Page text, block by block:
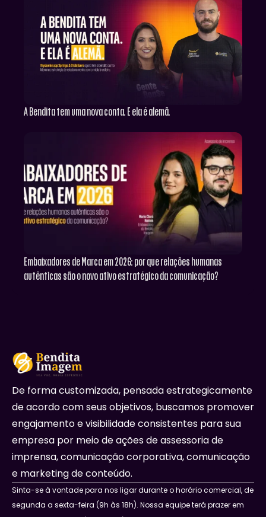
A Bendita tem uma nova conta. E ela é alemã.
Embaixadores de Marca em 2026: por que relações humanas
autênticas são o novo ativo estratégico da comunicação?
De forma customizada, pensada estrategicamente
de acordo com seus objetivos, buscamos promover
engajamento e visibilidade consistentes para sua
empresa por meio de ações de assessoria de
imprensa, comunicação corporativa, comunicação
e marketing de conteúdo.
Sinta-se à vontade para nos ligar durante o horário comercial, de
segunda a sexta-feira (9h às 18h). Nossa equipe terá prazer em